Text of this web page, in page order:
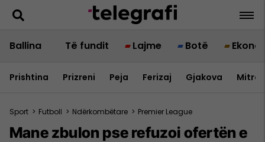
Ballina Të fundit Lajme Botë
Prishtina Prizreni Peja Ferizaj Gjakova
Sport > Futboll > Ndërkombëtare > Premier League
Mane zbulon pse refuzoi ofertën e